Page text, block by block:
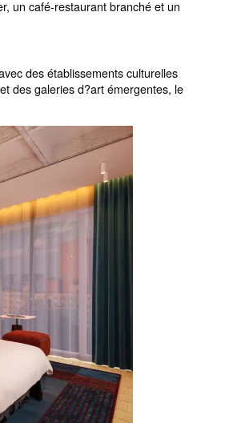
un café-restaurant branché et un
des établissements culturelles
et des galeries d?art émergentes, le